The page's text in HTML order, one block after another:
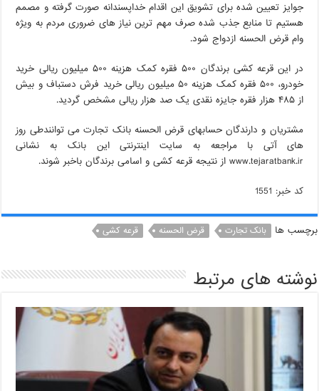
جوایز تعیین شده برای تشویق این اقدام خداپسندانه صورت گرفته و مصمم
هستیم تا منابع جذب شده صرف مهم ترین نیاز های ضروری مردم به ویژه
وام قرض الحسنه ازدواج شود.
در این قرعه کشی برندگان ۵۰۰ فقره کمک هزینه ۵۰۰ میلیون ریالی خرید
خودرو، ۵۰۰ فقره کمک هزینه ۵۰ میلیون ریالی خرید فرش دستباف و بیش
از ۴۸۵ هزار فقره جایزه نقدی یک صد هزار ریالی مشخص گردید.
مشتریان و دارندگان حسابهای قرض الحسنه بانک تجارت می توانندطی روز
های آتی با مراجعه به سایت اینترنتی این بانک به نشانی
www.tejaratbank.ir از نتیجه قرعه کشی و اسامی برندگان باخبر شوند.
کد خبر: 1551
برچسب ها بانک تجارت قرض الحسنه قرعه کشی
نوشته های مرتبط